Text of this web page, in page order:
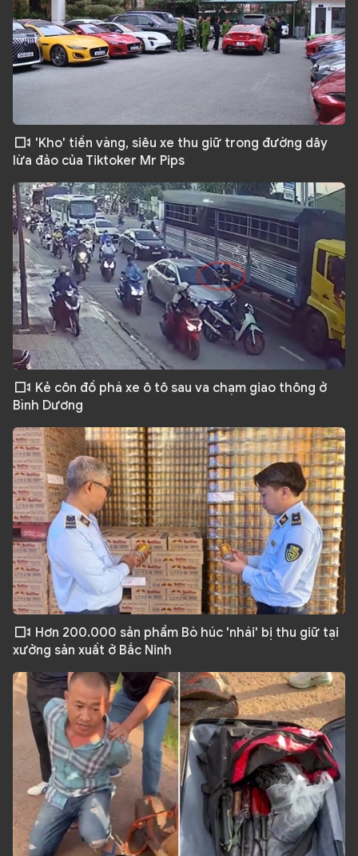
'Kho' tiền vàng, siêu xe thu giữ trong đường dây
lừa đảo của Tiktoker Mr Pips
Kẻ côn đồ phá xe ô tô sau va chạm giao thông ở
Bình Dương
Hơn 200.000 sản phẩm Bò húc 'nhái' bị thu giữ tại
xưởng sản xuất ở Bắc Ninh